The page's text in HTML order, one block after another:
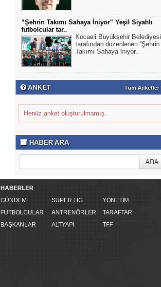
“Şehrin Takımı Sahaya İniyor” Yeşil Siyahlı
futbolcular tar..
Kocaeli Büyükşehir Belediyesi
tarafından düzenlenen “Şehrin
Takımı Sahaya İniyor..
ANKET Tüm Anketler
Henüz anket oluşturulmamış.
HABER ARA
HABERLER
GÜNDEM
SÜPER LİG
YÖNETİM
FUTBOLCULAR
ANTRENÖRLER
TARAFTAR
BAŞKANLAR
ALTYAPI TFF